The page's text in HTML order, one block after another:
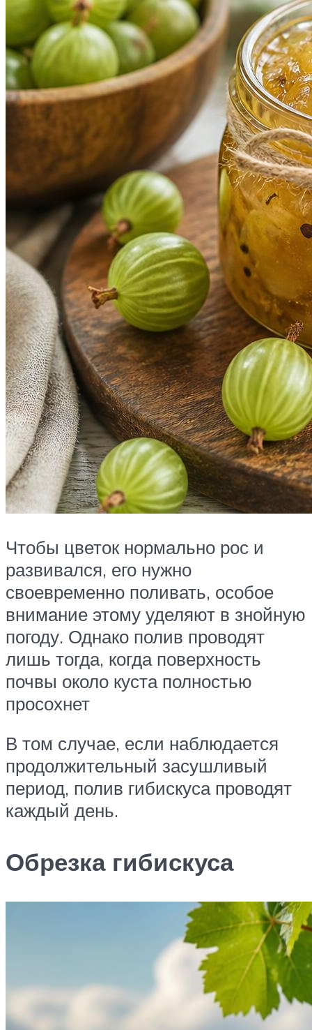
Чтобы цветок нормально рос и
развивался, его нужно
своевременно поливать, особое
внимание этому уделяют в знойную
погоду. Однако полив проводят
лишь тогда, когда поверхность
почвы около куста полностью
просохнет
В том случае, если наблюдается
продолжительный засушливый
период, полив гибискуса проводят
каждый день.
Обрезка гибискуса